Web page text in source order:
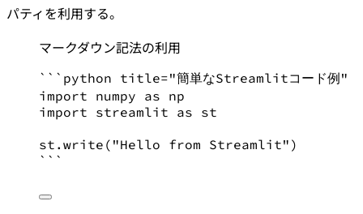
パティを利用する。
マークダウン記法の利用
```python title="簡単なStreamlitコード例"
import numpy as np
import streamlit as st
st.write( "Hello from Streamlit" )
```